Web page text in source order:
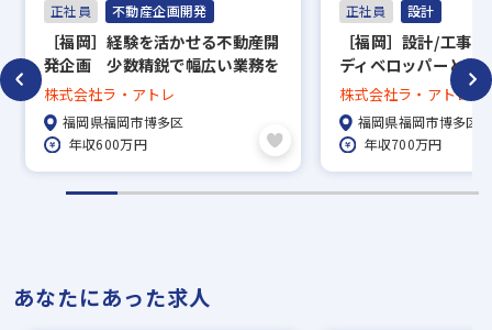
担当：スラッシュ株式会社
住所：東京都港区赤坂2-15-16 赤坂ふく
源ビル7F
▼
面接
▼
※現在、在職中の方も積極的にご応募くださ
正社員 不動産企画開発
［福岡］経験を活かせる不動産開
発企画 少数精鋭で幅広い業務を
経験可能・年間休日120日
株式会社ラ・アトレ
福岡県福岡市博多区
年収600万円
正社員 設計
［福岡］設計/工事
ディベロッパーとし
クト推進をお願いし
日120日
株式会社ラ・アトレ
福岡県福岡市博多区
年収700万円
あなたにあった求人